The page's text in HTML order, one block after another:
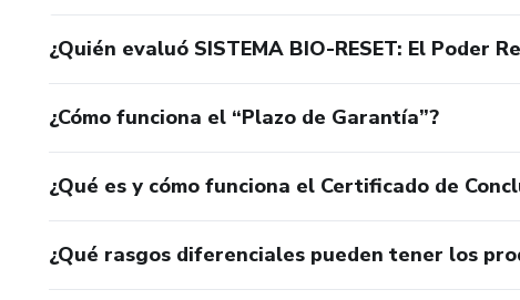
¿Quién evaluó SISTEMA BIO-RESET: El Poder
¿Cómo funciona el “Plazo de Garantía”?
¿Qué es y cómo funciona el Certificado de
¿Qué rasgos diferenciales pueden tener los